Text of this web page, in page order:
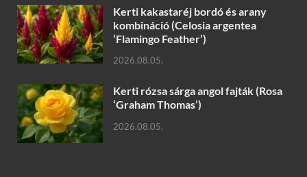
Kerti kakastaréj bordó és arany
kombináció (Celosia argentea
‘Flamingo Feather’)
2026.08.05.
Kerti rózsa sárga angol fajták (Rosa
‘Graham Thomas’)
2026.08.05.